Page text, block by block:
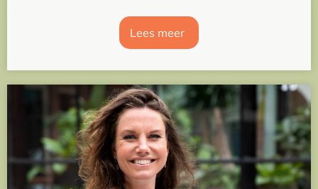
Lees meer